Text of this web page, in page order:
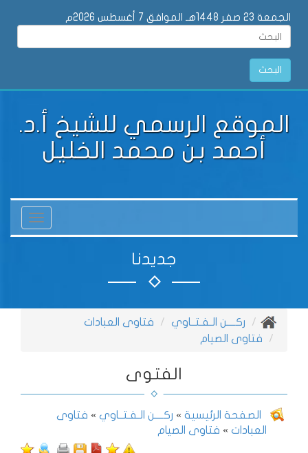
الجمعة 23 صفر 1448هـ الموافق 7 أغسطس 2026م
البحث
الموقع الرسمي للشيخ أ.د.
أحمد بن محمد الخليل
Toggle
جديدنا
ركــــن الـفـتــاوي
فتاوى العبادات
فتاوى الصيام
الفتوى
الصفحة الرئيسية » ركــــن الـفـتــاوي » فتاوى
العبادات » فتاوى الصيام